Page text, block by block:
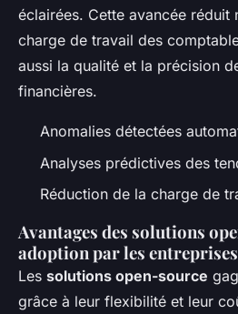
éclairées. Cette avancée réduit
charge de travail des
aussi la qualité et la précision
financières.
Anomalies détectées
Analyses prédictives des
Réduction de la charge de
Avantages des solutions
adoption par les entreprises
Les solutions open-source
grâce à leur flexibilité et leur